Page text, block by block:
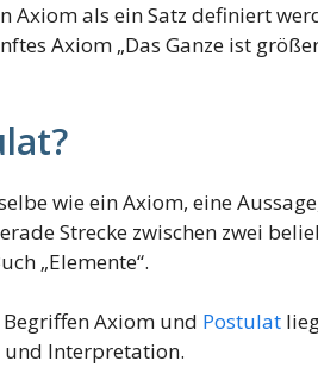
Axiom als ein Satz definiert
Axiom „Das Ganze ist
wie ein Axiom, eine
Strecke zwischen zwei
„Elemente“.
Axiom und Postulat
Interpretation.